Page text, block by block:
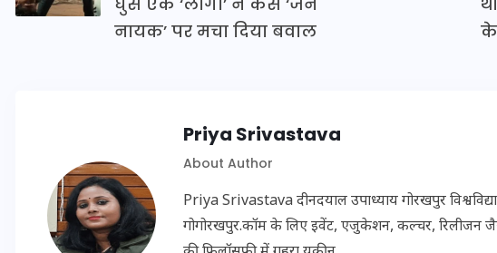
नायक’ पर मचा दिया बवाल
के
Priya Srivastava
About Author
Priya Srivastava दीनदयाल उपाध्याय गोरखपुर
गोगोरखपुर.कॉम के लिए इवेंट, एजुकेशन, कल्चर, रिलीजन
20 जनवरी 2026